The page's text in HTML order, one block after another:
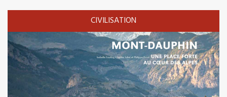
CIVILISATION